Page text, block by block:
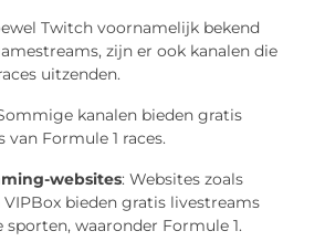
Twitch voornamelijk bekend
zijn er ook kanalen die
uitzenden.
kanalen bieden gratis
van Formule 1 races.
websites: Websites zoals
VIPBox bieden gratis livestreams
sporten, waaronder Formule 1.